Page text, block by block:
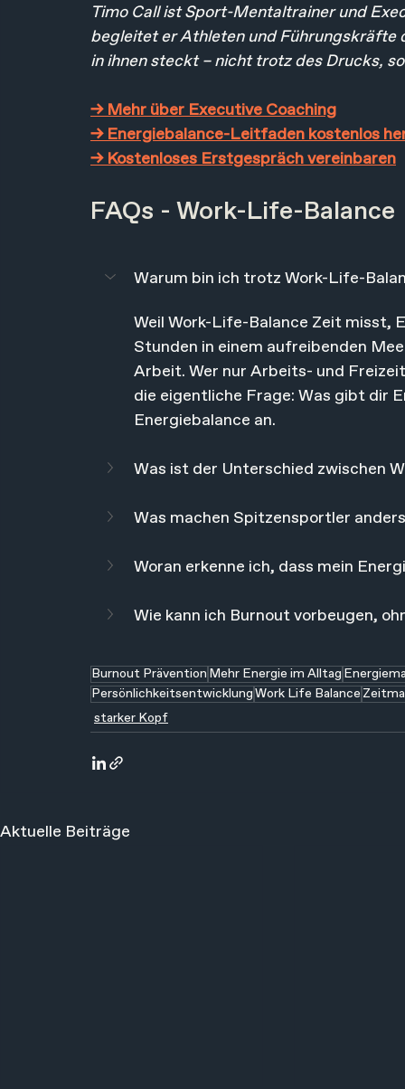
Timo Call ist Sport-Mentaltrainer und
begleitet er Athleten und
in ihnen steckt – nicht trotz des Drucks,
→ Mehr über Executive Coaching
→ Energiebalance-Leitfaden kostenlos
→ Kostenloses Erstgespräch vereinbaren
FAQs - Work-Life-Balance
Warum bin ich trotz Work-Life-
Weil Work-Life-Balance Zeit misst,
Stunden in einem aufreibenden
Arbeit. Wer nur Arbeits- und
die eigentliche Frage: Was gibt dir
Energiebalance an.
Was ist der Unterschied zwischen
Was machen Spitzensportler
Woran erkenne ich, dass mein
Wie kann ich Burnout vorbeugen,
Burnout Prävention Mehr Energie im Alltag
PersönlichkeitsentwicklungWork Life Balance
starker Kopf
Aktuelle Beiträge